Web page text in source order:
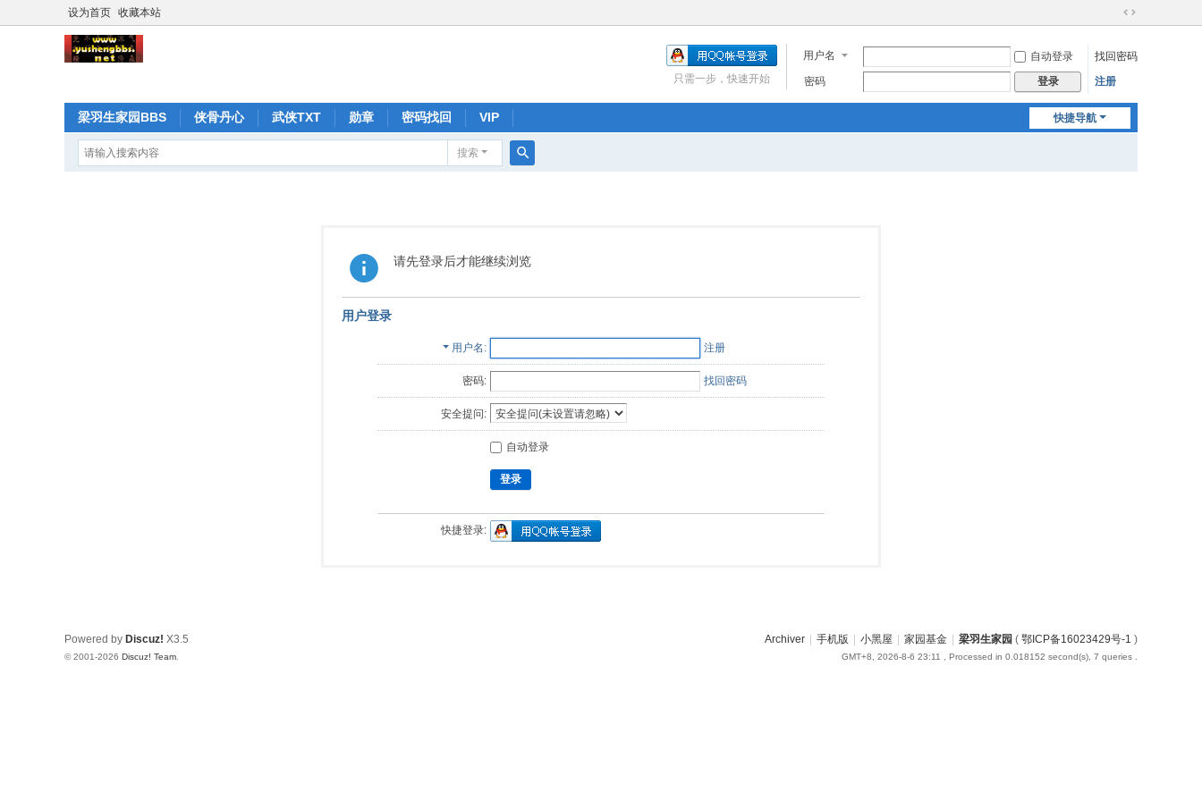
设为首页 收藏本站
切
到
用户名 自动登录
找回密码
密码
登录 注册
只需一步，快速开始
快捷导航
梁羽生家园BBS 侠骨丹心 武侠TXT 勋章 密码找回 VIP
搜索
请先登录后才能继续浏览
用户登录
用户名 注册
密码: 找回密码
安全提问:
自动登录
登录
快捷登录:
Archiver 手机版 小黑屋 家园基金 梁羽生家园 ( 鄂ICP备16023429号-1 )
GMT+8, 2026-8-6 23:11 , Processed in 0.018152 second(s), 7 queries .
Powered by Discuz! X3.5
© 2001-2026 Discuz! Team